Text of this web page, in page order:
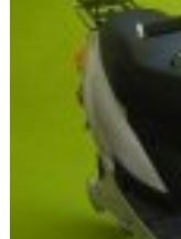
Services